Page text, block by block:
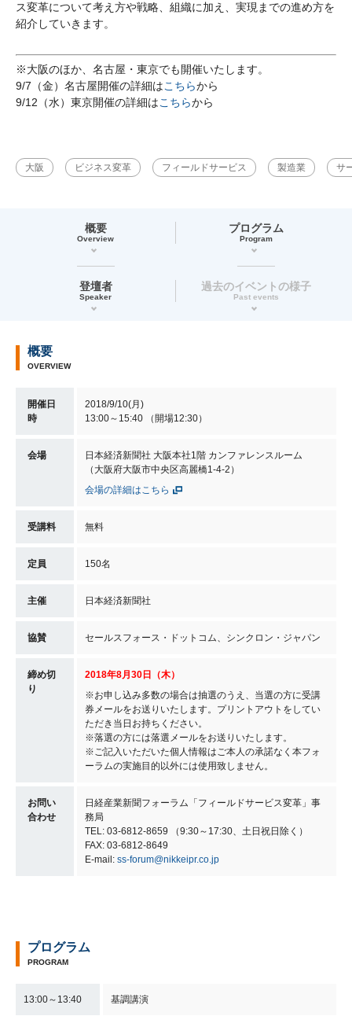
ス変革について考え方や戦略、組織に加え、実現までの進め方を
紹介していきます。
※大阪のほか、名古屋・東京でも開催いたします。
9/7（金）名古屋開催の詳細はこちらから
9/12（水）東京開催の詳細はこちらから
大阪 ビジネス変革 フィールドサービス 製造業 サ
概要
Overview
プログラム
Program
登壇者
Speaker
過去のイベントの様子
Past events
概要
OVERVIEW
開催日
時
2018/9/10(月)
13:00～15:40 （開場12:30）
会場
日本経済新聞社 大阪本社1階 カンファレンスルーム
（大阪府大阪市中央区高麗橋1-4-2）
会場の詳細はこちら
受講料 無料
定員 150名
主催 日本経済新聞社
協賛 セールスフォース・ドットコム、シンクロン・ジャパン
締め切
り
2018年8月30日（木）
※お申し込み多数の場合は抽選のうえ、当選の方に受講
券メールをお送りいたします。プリントアウトをしてい
ただき当日お持ちください。
※落選の方には落選メールをお送りいたします。
※ご記入いただいた個人情報はご本人の承諾なく本フォ
ーラムの実施目的以外には使用致しません。
お問い
合わせ
日経産業新聞フォーラム「フィールドサービス変革」事
務局
TEL: 03-6812-8659 （9:30～17:30、土日祝日除く）
FAX: 03-6812-8649
E-mail: ss-forum@nikkeipr.co.jp
プログラム
PROGRAM
13:00～13:40 基調講演